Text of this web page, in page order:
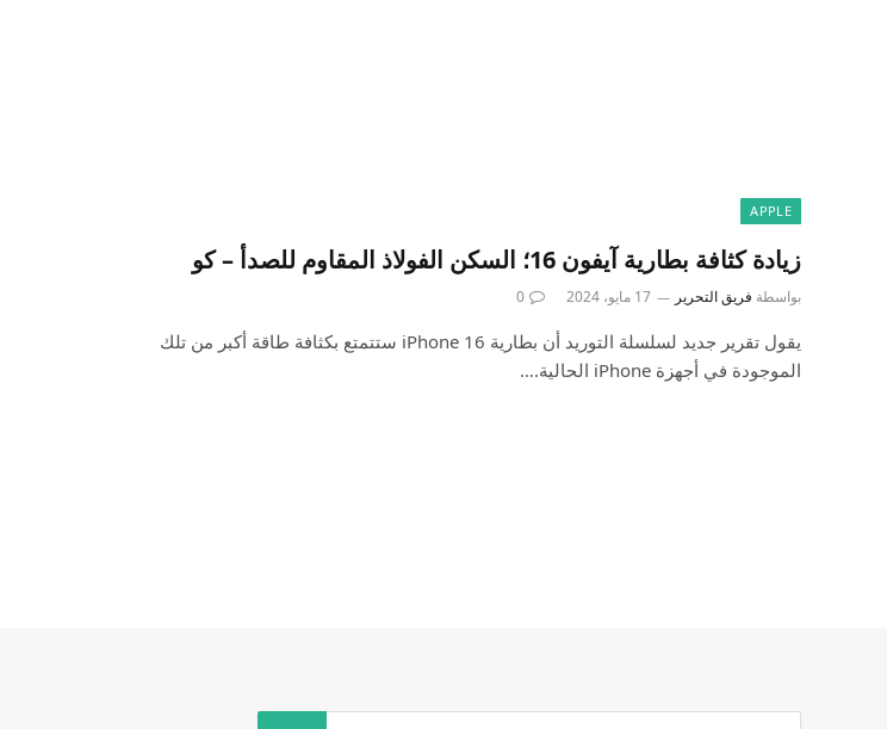
APPLE
زيادة كثافة بطارية آيفون 16؛ السكن الفولاذ المقاوم للصدأ – كو
بواسطة فريق التحرير 17 مايو، 2024 0
يقول تقرير جديد لسلسلة التوريد أن بطارية iPhone 16 ستتمتع بكثافة طاقة أكبر من تلك
الموجودة في أجهزة iPhone الحالية.…